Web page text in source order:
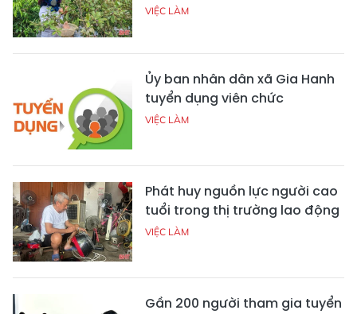
VIỆC LÀM
Ủy ban nhân dân xã Gia Hanh
tuyển dụng viên chức
VIỆC LÀM
Phát huy nguồn lực người cao
tuổi trong thị trường lao động
VIỆC LÀM
Gần 200 người tham gia tuyển